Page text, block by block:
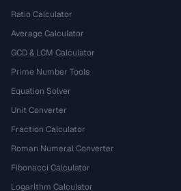
Ratio Calculator
Average Calculator
GCD & LCM Calculator
Prime Number Tools
Equation Solver
Unit Converter
Fraction Calculator
Roman Numeral Converter
Fibonacci Calculator
Logarithm Calculator